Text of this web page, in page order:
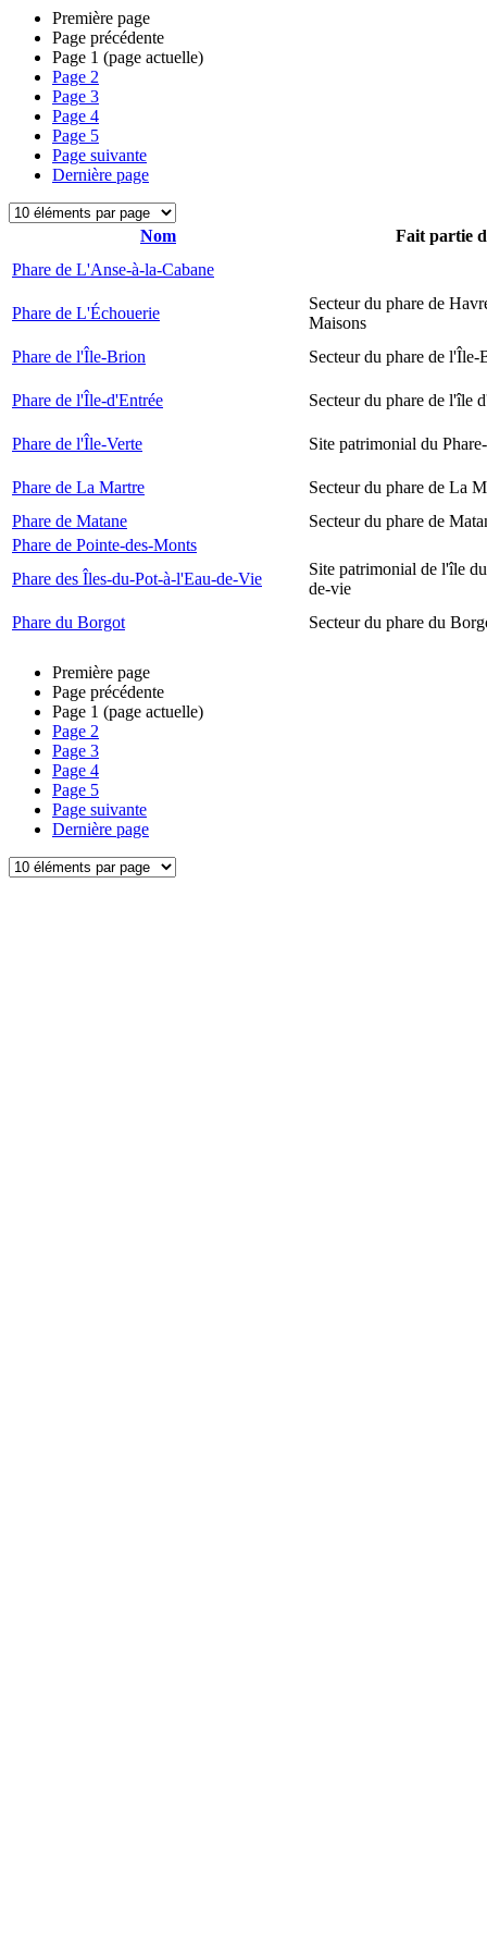
Première page
Page précédente
Page 1 (page actuelle)
Page 2
Page 3
Page 4
Page 5
Page suivante
Dernière page
Nom
Fait partie
Phare de L'Anse-à-la-Cabane
Phare de L'Échouerie
Secteur du phare de
Maisons
Phare de l'Île-Brion
Secteur du phare de l'Île-
Phare de l'Île-d'Entrée Secteur du phare de l'île
Phare de l'Île-Verte Site patrimonial du
Phare de La Martre
Secteur du phare de La
Phare de Matane
Secteur du phare de
Phare de Pointe-des-Monts
Phare des Îles-du-Pot-à-l'Eau-de-Vie
Site patrimonial de l'île
de-vie
Phare du Borgot
Secteur du phare du
Première page
Page précédente
Page 1 (page actuelle)
Page 2
Page 3
Page 4
Page 5
Page suivante
Dernière page